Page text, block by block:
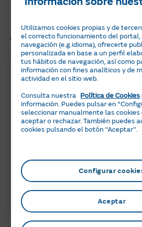
¡No te lo
Artículos
Peajes de electricidad
necesitas saber?
ACTUALIDAD
Utilizamos cookies propias y de
el correcto funcionamiento del
navegación (e.g.idioma), ofrecerte
personalizada en base a un perfil
tus hábitos de navegación, así como
información con fines analíticos y de
actividad en el sitio web.
Consulta nuestra Política de Cookies
información. Puedes pulsar en
seleccionar manualmente las cookies
aceptar o rechazar. También puedes
cookies pulsando el botón ‘‘Aceptar’’.
Configurar
Aceptar